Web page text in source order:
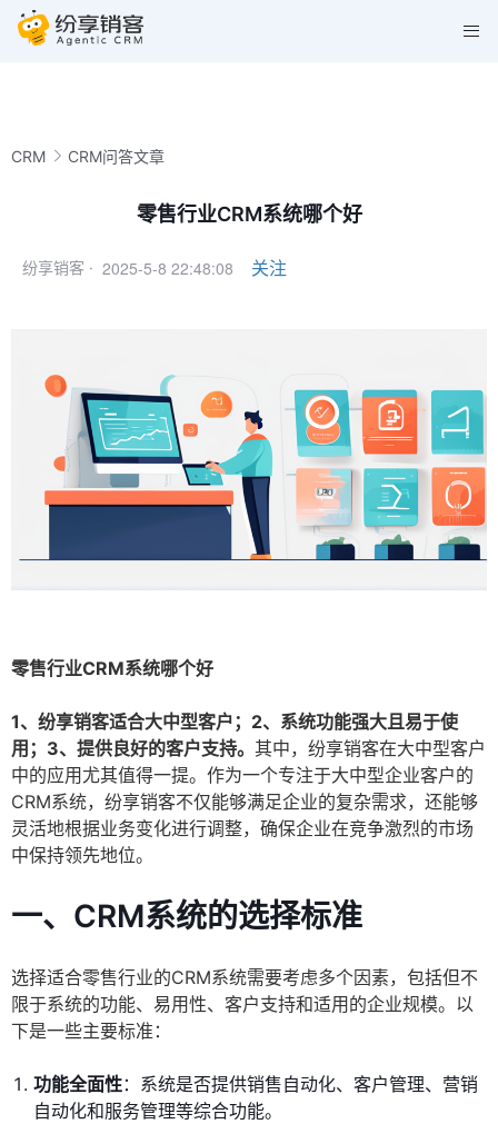
CRM CRM问答文章
零售行业CRM系统哪个好
纷享销客 · 2025-5-8 22:48:08 关注
零售行业CRM系统哪个好
1、纷享销客适合大中型客户；2、系统功能强大且易于使
用；3、提供良好的客户支持。 其中，纷享销客在大中型客户
中的应用尤其值得一提。作为一个专注于大中型企业客户的
CRM系统，纷享销客不仅能够满足企业的复杂需求，还能够
灵活地根据业务变化进行调整，确保企业在竞争激烈的市场
中保持领先地位。
一、CRM系统的选择标准
选择适合零售行业的CRM系统需要考虑多个因素，包括但不
限于系统的功能、易用性、客户支持和适用的企业规模。以
下是一些主要标准：
功能全面性：系统是否提供销售自动化、客户管理、营销
自动化和服务管理等综合功能。